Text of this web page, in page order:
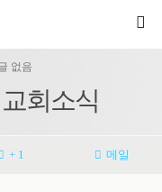
없음
교회소식
+ 1 메일